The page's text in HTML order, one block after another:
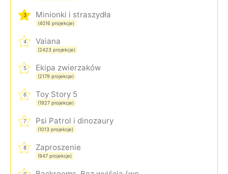
3 Minionki i straszydła
(4016 projekcje)
4 Vaiana
(2423 projekcje)
5 Ekipa zwierzaków
(2179 projekcje)
6 Toy Story 5
(1927 projekcje)
7 Psi Patrol i dinozaury
(1013 projekcje)
8 Zaproszenie
(947 projekcje)